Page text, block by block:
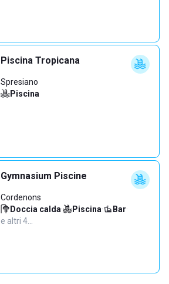
Piscina Tropicana
Spresiano
Piscina
Gymnasium Piscine
Cordenons
Doccia calda· Piscina· Bar·
e altri 4…